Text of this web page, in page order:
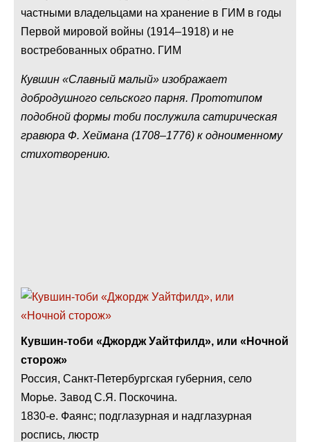
частными владельцами на хранение в ГИМ в годы
Первой мировой войны (1914–1918) и не
востребованных обратно. ГИМ
Кувшин «Славный малый» изображает
добродушного сельского парня. Прототипом
подобной формы тоби послужила сатирическая
гравюра Ф. Хеймана (1708–1776) к одноименному
стихотворению.
Кувшин-тоби «Джордж Уайтфилд», или «Ночной
сторож»
Россия, Санкт-Петербургская губерния, село
Морье. Завод С.Я. Поскочина.
1830-е. Фаянс; подглазурная и надглазурная
роспись, люстр